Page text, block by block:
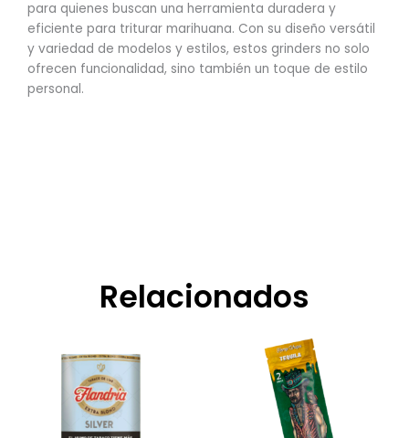
para quienes buscan una herramienta duradera y
eficiente para triturar marihuana. Con su diseño versátil
y variedad de modelos y estilos, estos grinders no solo
ofrecen funcionalidad, sino también un toque de estilo
personal.
Relacionados